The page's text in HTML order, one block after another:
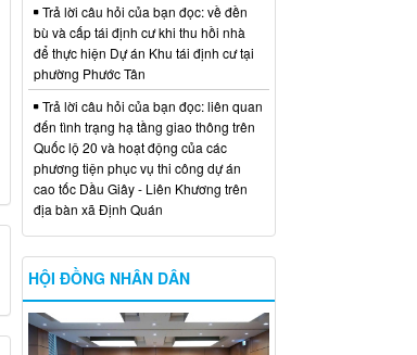
Trả lời câu hỏi của bạn đọc: về đền
bù và cấp tái định cư khi thu hồi nhà
để thực hiện Dự án Khu tái định cư tại
phường Phước Tân
Trả lời câu hỏi của bạn đọc: liên quan
đến tình trạng hạ tầng giao thông trên
Quốc lộ 20 và hoạt động của các
phương tiện phục vụ thi công dự án
cao tốc Dầu Giây - Liên Khương trên
địa bàn xã Định Quán
HỘI ĐỒNG NHÂN DÂN